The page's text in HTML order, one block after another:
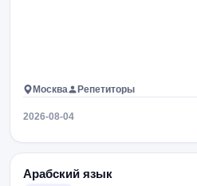
Москва Репетиторы
2026-08-04
Арабский язык